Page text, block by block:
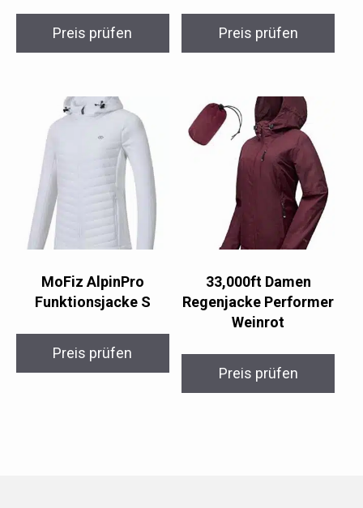
Preis prüfen Preis prüfen
MoFiz AlpinPro
Funktionsjacke S
Preis prüfen
33,000ft Damen
Regenjacke Performer
Weinrot
Preis prüfen